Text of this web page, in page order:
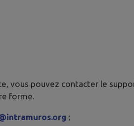
vous pouvez contacter le
forme.
;